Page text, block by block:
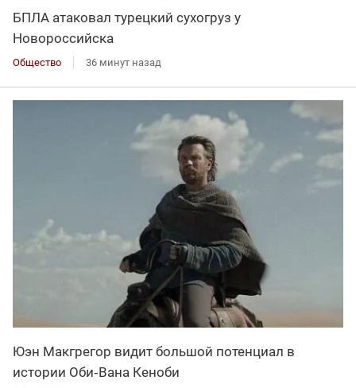
БПЛА атаковал турецкий сухогруз у
Новороссийска
Общество 36 минут назад
Юэн Макгрегор видит большой потенциал в
истории Оби‑Вана Кеноби